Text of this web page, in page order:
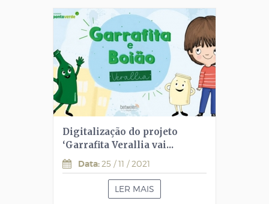
Digitalização do projeto
‘Garrafita Verallia vai...
Data:25 / 11 / 2021
LER MAIS